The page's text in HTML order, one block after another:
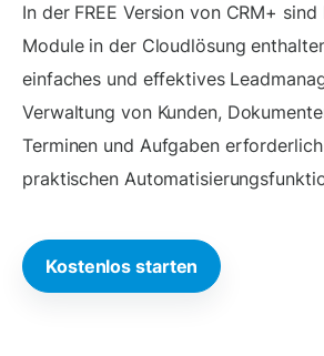
In der FREE Version von CRM+
Module in der Cloudlösung
einfaches und effektives
Verwaltung von Kunden,
Terminen und Aufgaben
praktischen
Kostenlos starten